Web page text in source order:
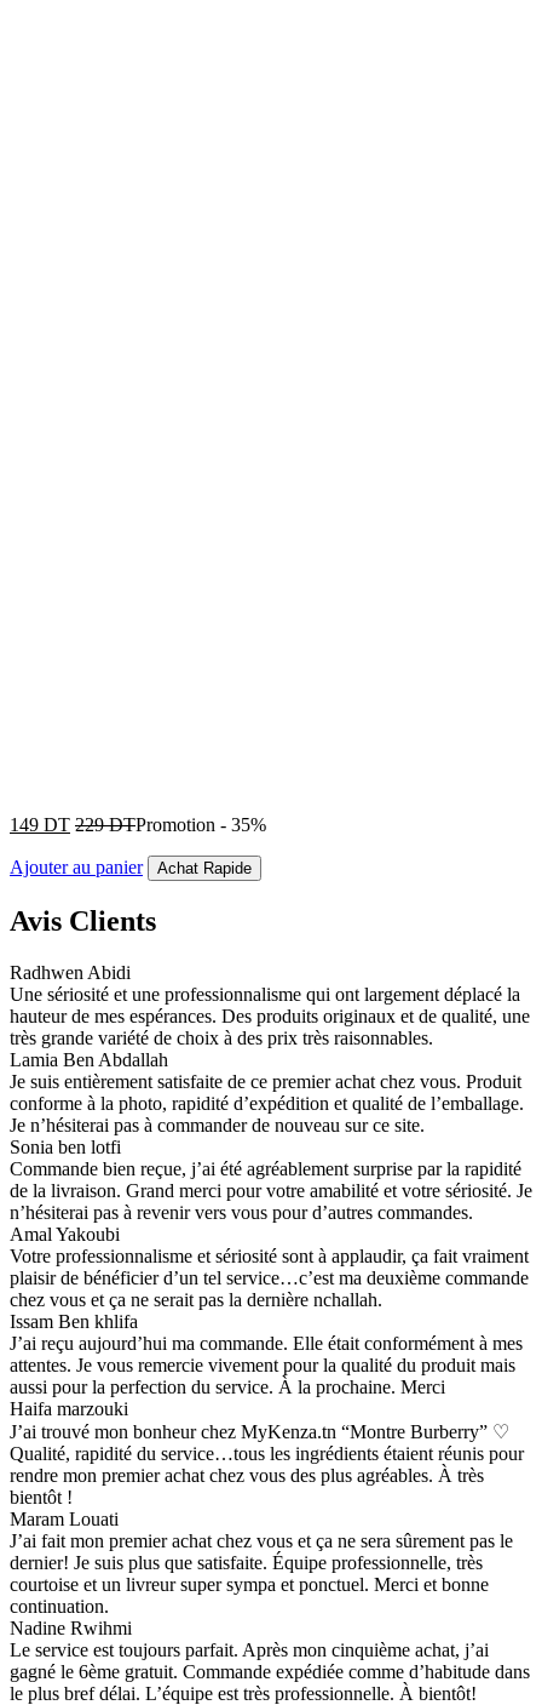
149 DT 229DTPromotion - 35%
Ajouter au panier Achat Rapide
Avis Clients
Radhwen Abidi
Une sériosité et une professionnalisme qui ont largement déplacé la
hauteur de mes espérances. Des produits originaux et de qualité, une
très grande variété de choix à des prix très raisonnables.
Lamia Ben Abdallah
Je suis entièrement satisfaite de ce premier achat chez vous. Produit
conforme à la photo, rapidité d’expédition et qualité de l’emballage.
Je n’hésiterai pas à commander de nouveau sur ce site.
Sonia ben lotfi
Commande bien reçue, j’ai été agréablement surprise par la rapidité
de la livraison. Grand merci pour votre amabilité et votre sériosité. Je
n’hésiterai pas à revenir vers vous pour d’autres commandes.
Amal Yakoubi
Votre professionnalisme et sériosité sont à applaudir, ça fait vraiment
plaisir de bénéficier d’un tel service…c’est ma deuxième commande
chez vous et ça ne serait pas la dernière nchallah.
Issam Ben khlifa
J’ai reçu aujourd’hui ma commande. Elle était conformément à mes
attentes. Je vous remercie vivement pour la qualité du produit mais
aussi pour la perfection du service. À la prochaine. Merci
Haifa marzouki
J’ai trouvé mon bonheur chez MyKenza.tn “Montre Burberry” ♡
Qualité, rapidité du service…tous les ingrédients étaient réunis pour
rendre mon premier achat chez vous des plus agréables. À très
bientôt !
Maram Louati
J’ai fait mon premier achat chez vous et ça ne sera sûrement pas le
dernier! Je suis plus que satisfaite. Équipe professionnelle, très
courtoise et un livreur super sympa et ponctuel. Merci et bonne
continuation.
Nadine Rwihmi
Le service est toujours parfait. Après mon cinquième achat, j’ai
gagné le 6ème gratuit. Commande expédiée comme d’habitude dans
le plus bref délai. L’équipe est très professionnelle. À bientôt!